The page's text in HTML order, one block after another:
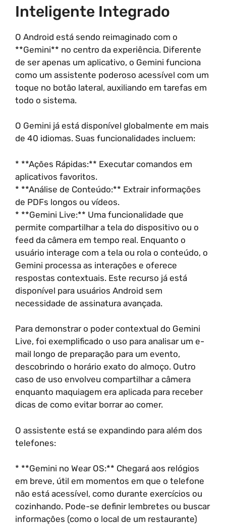
Inteligente Integrado
O Android está sendo reimaginado com o
**Gemini** no centro da experiência. Diferente
de ser apenas um aplicativo, o Gemini funciona
como um assistente poderoso acessível com um
toque no botão lateral, auxiliando em tarefas em
todo o sistema.
O Gemini já está disponível globalmente em mais
de 40 idiomas. Suas funcionalidades incluem:
* **Ações Rápidas:** Executar comandos em
aplicativos favoritos.
* **Análise de Conteúdo:** Extrair informações
de PDFs longos ou vídeos.
* **Gemini Live:** Uma funcionalidade que
permite compartilhar a tela do dispositivo ou o
feed da câmera em tempo real. Enquanto o
usuário interage com a tela ou rola o conteúdo, o
Gemini processa as interações e oferece
respostas contextuais. Este recurso já está
disponível para usuários Android sem
necessidade de assinatura avançada.
Para demonstrar o poder contextual do Gemini
Live, foi exemplificado o uso para analisar um e-
mail longo de preparação para um evento,
descobrindo o horário exato do almoço. Outro
caso de uso envolveu compartilhar a câmera
enquanto maquiagem era aplicada para receber
dicas de como evitar borrar ao comer.
O assistente está se expandindo para além dos
telefones:
* **Gemini no Wear OS:** Chegará aos relógios
em breve, útil em momentos em que o telefone
não está acessível, como durante exercícios ou
cozinhando. Pode-se definir lembretes ou buscar
informações (como o local de um restaurante)